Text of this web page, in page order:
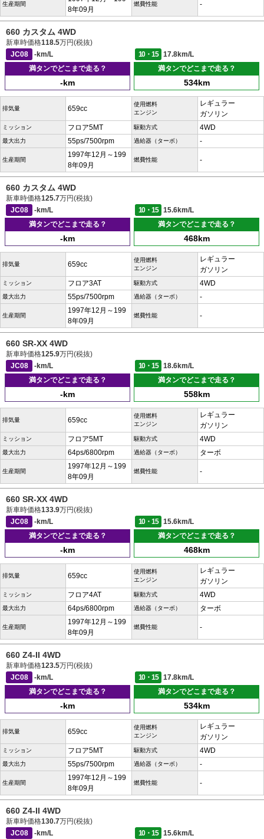
生産期間
8年09月
燃費性能 -
660 カスタム 4WD
新車時価格118.5万円(税抜)
JC08
-km/L 10・15
17.8km/L
満タンでどこまで走る？
-km
満タンでどこまで走る？
534km
排気量 659cc
使用燃料
エンジン
レギュラー
ガソリン
ミッション フロア5MT 駆動方式 4WD
最大出力 55ps/7500rpm 過給器（ターボ） -
生産期間
1997年12月～199
8年09月
燃費性能 -
660 カスタム 4WD
新車時価格125.7万円(税抜)
JC08
-km/L 10・15
15.6km/L
満タンでどこまで走る？
-km
満タンでどこまで走る？
468km
排気量 659cc
使用燃料
エンジン
レギュラー
ガソリン
ミッション フロア3AT 駆動方式 4WD
最大出力 55ps/7500rpm 過給器（ターボ） -
生産期間
1997年12月～199
8年09月
燃費性能 -
660 SR-XX 4WD
新車時価格125.9万円(税抜)
JC08
-km/L 10・15
18.6km/L
満タンでどこまで走る？
-km
満タンでどこまで走る？
558km
排気量 659cc
使用燃料
エンジン
レギュラー
ガソリン
ミッション フロア5MT 駆動方式 4WD
最大出力 64ps/6800rpm 過給器（ターボ） ターボ
生産期間
1997年12月～199
8年09月
燃費性能 -
660 SR-XX 4WD
新車時価格133.9万円(税抜)
JC08
-km/L 10・15
15.6km/L
満タンでどこまで走る？
-km
満タンでどこまで走る？
468km
排気量 659cc
使用燃料
エンジン
レギュラー
ガソリン
ミッション フロア4AT 駆動方式 4WD
最大出力 64ps/6800rpm 過給器（ターボ） ターボ
生産期間
1997年12月～199
8年09月
燃費性能 -
660 Z4-II 4WD
新車時価格123.5万円(税抜)
JC08
-km/L 10・15
17.8km/L
満タンでどこまで走る？
-km
満タンでどこまで走る？
534km
排気量 659cc
使用燃料
エンジン
レギュラー
ガソリン
ミッション フロア5MT 駆動方式 4WD
最大出力 55ps/7500rpm 過給器（ターボ） -
生産期間
1997年12月～199
8年09月
燃費性能 -
660 Z4-II 4WD
新車時価格130.7万円(税抜)
JC08
-km/L 10・15
15.6km/L